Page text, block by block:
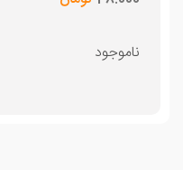
ناموجود